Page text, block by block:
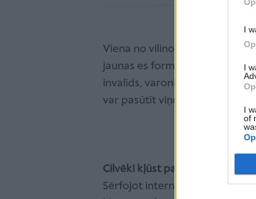
I
I
I
of
Viena no vilinošākajām
jaunas es formas. Kibertelpā
invalīds, varonis, pat
var pasūtīt viņu tālāk un
Cilvēki kļūst par informācijas
Sērfojot internetā un meklējot